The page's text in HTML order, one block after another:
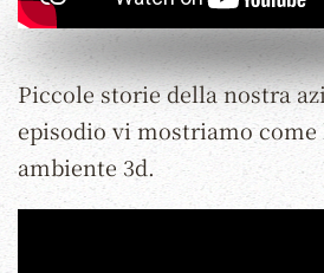
Piccole storie della nostra
episodio vi mostriamo
ambiente 3d.